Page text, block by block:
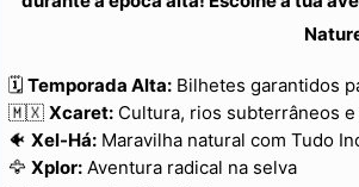
🗓️ Temporada Alta:Bilhetes garantidos
🇲🇽 Xcaret:Cultura, rios subterrâneos
🐠 Xel-Há:Maravilha natural com Tudo
🦅 Xplor:Aventura radical na selva